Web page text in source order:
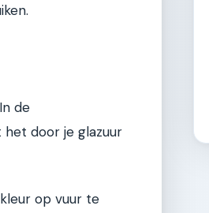
de
door je glazuur
op vuur te